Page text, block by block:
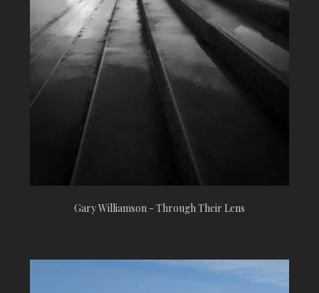
Gary Williamson - Through Their Lens